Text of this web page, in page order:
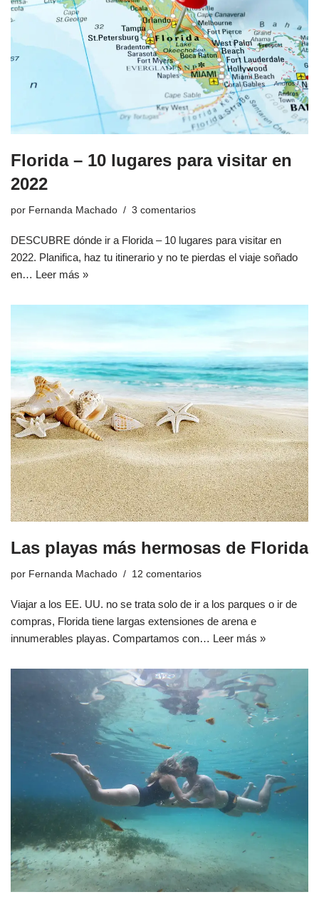
Florida – 10 lugares para visitar en
2022
por Fernanda Machado 3 comentarios
DESCUBRE dónde ir a Florida – 10 lugares para visitar en
2022. Planifica, haz tu itinerario y no te pierdas el viaje soñado
en… Leer más »
Las playas más hermosas de Florida
por Fernanda Machado 12 comentarios
Viajar a los EE. UU. no se trata solo de ir a los parques o ir de
compras, Florida tiene largas extensiones de arena e
innumerables playas. Compartamos con… Leer más »